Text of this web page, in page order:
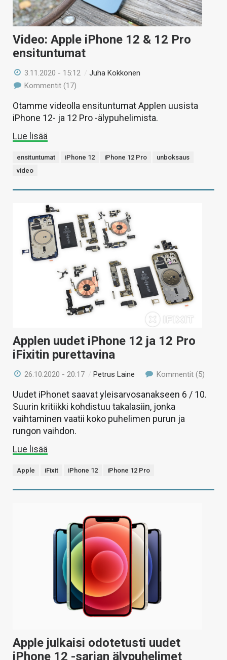
Video: Apple iPhone 12 & 12 Pro
ensituntumat
3.11.2020 - 15:12 /Juha Kokkonen
Kommentit (17)
Otamme videolla ensituntumat Applen uusista
iPhone 12- ja 12 Pro -älypuhelimista.
Lue lisää
ensituntumat iPhone 12 iPhone 12 Pro
unboksaus
video
Applen uudet iPhone 12 ja 12 Pro
iFixitin purettavina
26.10.2020 - 20:17 /Petrus Laine Kommentit (5)
Uudet iPhonet saavat yleisarvosanakseen 6 / 10.
Suurin kritiikki kohdistuu takalasiin, jonka
vaihtaminen vaatii koko puhelimen purun ja
rungon vaihdon.
Lue lisää
Apple iFixit iPhone 12 iPhone 12 Pro
Apple julkaisi odotetusti uudet
iPhone 12 -sarjan älypuhelimet